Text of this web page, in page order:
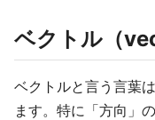
ベクトル（
ベクトルと言う言葉
ます。特に「方向」